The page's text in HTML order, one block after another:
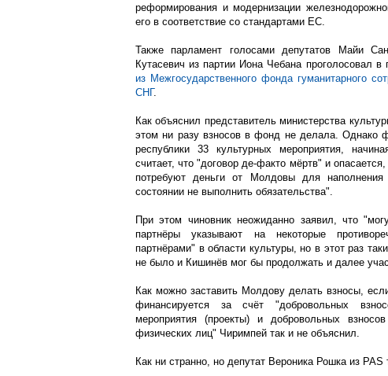
реформирования и модернизации
его в соответствие со стандартами ЕС.
Также парламент голосами депутатов Майи
Кутасевич из партии Иона Чебана проголосовал
из Межгосударственного фонда гуманитарного
СНГ.
Как объяснил представитель министерства
этом ни разу взносов в фонд не делала. Однако
республики 33 культурных мероприятия,
считает, что "договор де-факто мёртв" и
потребуют деньги от Молдовы для
состоянии не выполнить обязательства".
При этом чиновник неожиданно заявил, что
партнёры указывают на некоторые
партнёрами" в области культуры, но в этот раз
не было и Кишинёв мог бы продолжать и далее
Как можно заставить Молдову делать взносы,
финансируется за счёт "добровольных
мероприятия (проекты) и добровольных
физических лиц" Чиримпей так и не объяснил.
Как ни странно, но депутат Вероника Рошка из PAS